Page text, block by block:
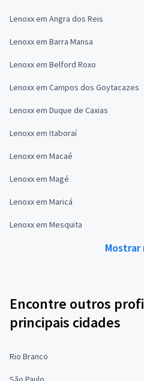
Lenoxx em Angra dos Reis
Lenoxx em Barra Mansa
Lenoxx em Belford Roxo
Lenoxx em Campos dos Goytacazes
Lenoxx em Duque de Caxias
Lenoxx em Itaboraí
Lenoxx em Macaé
Lenoxx em Magé
Lenoxx em Maricá
Lenoxx em Mesquita
Mostrar
Encontre outros
principais cidades
Rio Branco